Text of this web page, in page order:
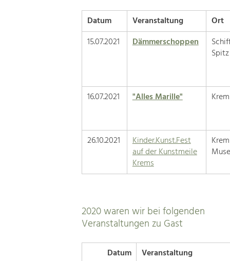
Datum Veranstaltung
Ort
15.07.2021
Dämmerschoppen
16.07.2021 "Alles Marille"
26.10.2021
Kinder.Kunst.Fest
auf der Kunstmeile
Krems
2020 waren wir bei folgenden
Veranstaltungen zu Gast
Datum
Veranstaltung